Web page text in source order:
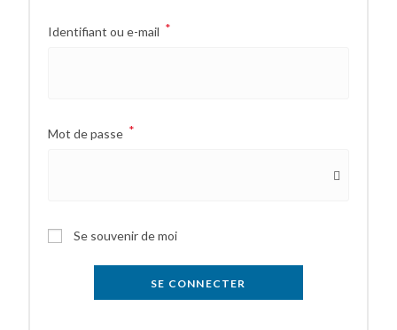
Identifiant ou e-mail *
Mot de passe *
Se souvenir de moi
SE CONNECTER